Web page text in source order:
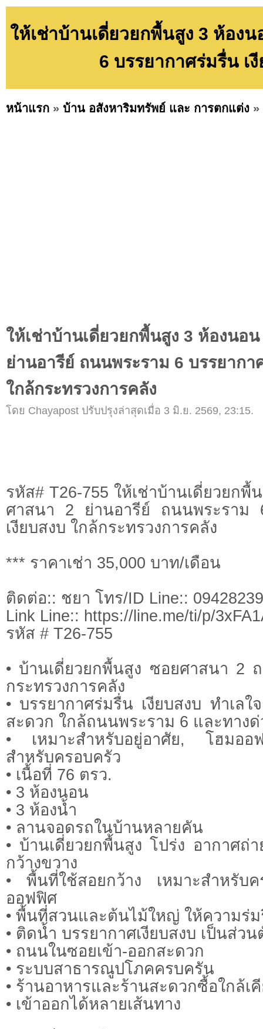
ให้เช่าบ้านเดี่ยวยกพื้นสูง 3 ห้อง
6 บรรยากาศร่มรื่น เ
หน้าแรก » บ้าน อสังหาริมทรัพย์ และ การตกแต่ง »
ให้เช่าบ้านเดี่ยวยกพื้นสูง 3 ห้องนอ
ย่านอารีย์ ถนนพระราม 6 บรรยากา
ใกล้กระทรวงการคลัง
โดย Chayapost ปรับปรุงล่าสุดเมื่อ 3 มิ.ย. 2569, 23:15.
รหัส# T26-755 ให้เช่าบ้านเดี่ยวยก
ศาสนา 2 ย่านอารีย์ ถนนพระราม
เงียบสงบ ใกล้กระทรวงการคลัง
*** ราคาเช่า 35,000 บาท/เดือน
ติดต่อ:: ชยา โทร/ID Line::
Link Line:: https://line.me/ti/p/
รหัส # T26-755
• บ้านเดี่ยวยกพื้นสูง ซอยศาสนา 2
กระทรวงการคลัง
• บรรยากาศร่มรื่น เงียบสงบ ทำเลใ
สะดวก ใกล้ถนนพระราม 6 และทาง
• เหมาะสำหรับอยู่อาศัย, โฮมอ
สำหรับครอบครัว
• เนื้อที่ 76 ตรว.
• 3 ห้องนอน
• 3 ห้องน้ำ
• ลานจอดรถในบ้านหลายคัน
• บ้านเดี่ยวยกพื้นสูง โปร่ง อากาศถ่
กว้างขวาง
• พื้นที่ใช้สอยกว้าง เหมาะสำหรับค
ออฟฟิศ
• พื้นที่สวนและต้นไม้ใหญ่ ให้ความร่
• ติดน้ำ บรรยากาศเงียบสงบ เป็นส่วน
• ถนนในซอยเข้า-ออกสะดวก
• ระบบสาธารณูปโภคครบครัน
• ร้านอาหารและร้านสะดวกซื้อใกล้เ
• เข้าออกได้หลายเส้นทาง